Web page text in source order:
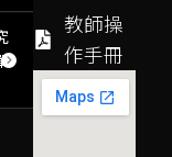
教師操
作手冊